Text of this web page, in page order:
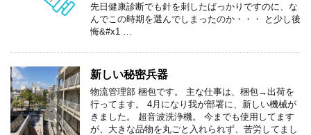
先日健康診断でも針を刺したばっかりですのに、な
んでこの時期を選んでしまったのか・・・ と少し後
悔&#x1 …
新しい秘密兵器
物流管理部 梱包です。 主な仕事は、梱包→出荷を
行ってます。 4月になり我が部署に、新しい機械が
きました。 超音波洗浄機。 今までも使用してます
が、大きな品物を丸ごと入れられず、苦労してまし